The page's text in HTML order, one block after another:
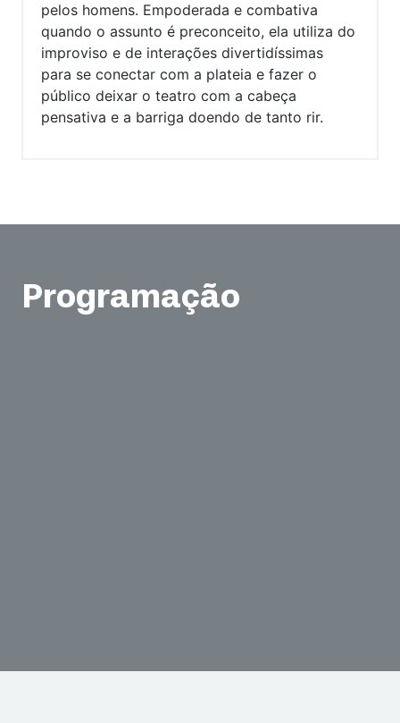
pelos homens. Empoderada e combativa
quando o assunto é preconceito, ela utiliza do
improviso e de interações divertidíssimas
para se conectar com a plateia e fazer o
público deixar o teatro com a cabeça
pensativa e a barriga doendo de tanto rir.
Programação